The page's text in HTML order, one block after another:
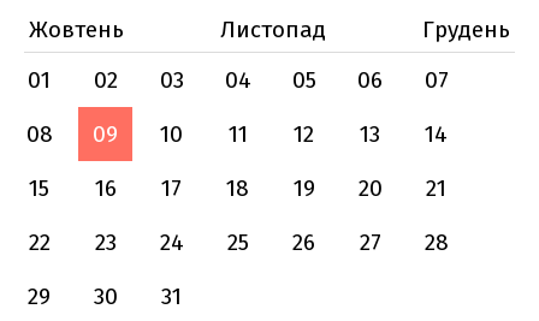
Жовтень
Листопад
Грудень
01
02 03 04 05 06
07
08
09 10 11 12 13
14
15
16 17 18 19 20
21
22
23 24 25 26 27
28
29
30 31